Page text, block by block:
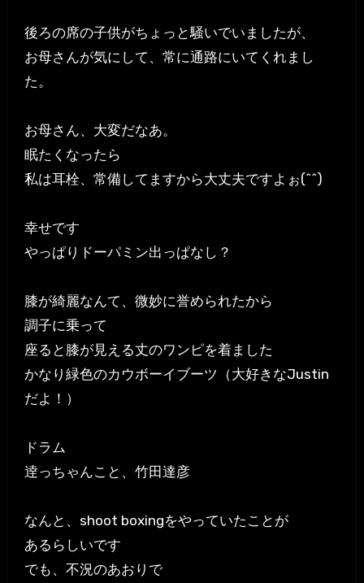
後ろの席の子供がちょっと騒いでいましたが、
お母さんが気にして、常に通路にいてくれまし
た。
お母さん、大変だなあ。
眠たくなったら
私は耳栓、常備してますから大丈夫ですよぉ(^^)
幸せです
やっぱりドーパミン出っぱなし？
膝が綺麗なんて、微妙に誉められたから
調子に乗って
座ると膝が見える丈のワンピを着ました
かなり緑色のカウボーイブーツ（大好きなJustin
だよ！）
ドラム
逹っちゃんこと、竹田達彦
なんと、shoot boxingをやっていたことが
あるらしいです
でも、不況のあおりで